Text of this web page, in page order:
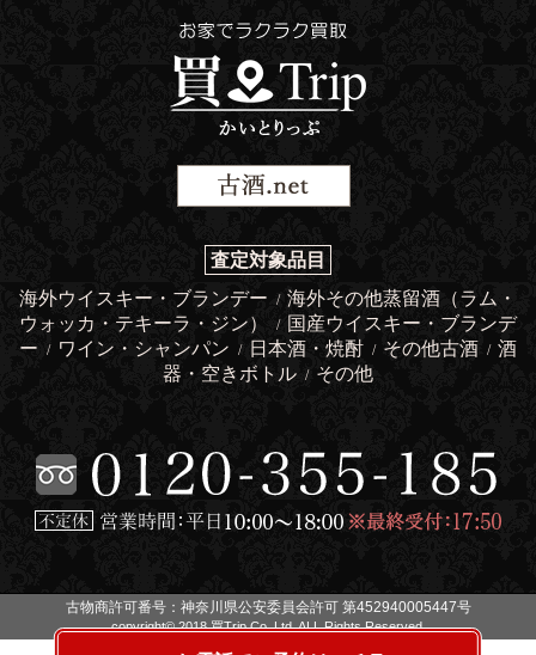
査定対象品目
海外ウイスキー・ブランデー / 海外その他蒸留酒（ラム・
ウォッカ・テキーラ・ジン）
/ 国産ウイスキー・ブランデ
ー / ワイン・シャンパン / 日本酒・焼酎 / その他古酒 / 酒
器・空きボトル / その他
古物商許可番号：神奈川県公安委員会許可 第452940005447号
copyright© 2018 買Trip Co.,Ltd. ALL Rights Reserved.